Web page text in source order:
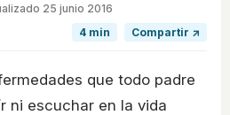
25 junio 2016
4 min
Compartir ↗
que todo padre
ni escuchar en la vida